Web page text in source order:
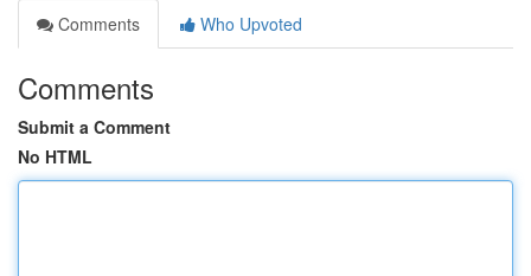
Comments
Who Upvoted
Comments
Submit a Comment
No HTML